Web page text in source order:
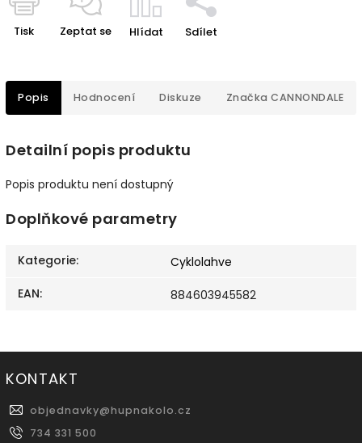
Tisk Zeptat se Hlídat Sdílet
Popis Hodnocení Diskuze Značka CANNONDALE
Detailní popis produktu
Popis produktu není dostupný
Doplňkové parametry
Kategorie:
Cyklolahve
EAN: 884603945582
KONTAKT
objednavky@hupnakolo.cz
734 331 500